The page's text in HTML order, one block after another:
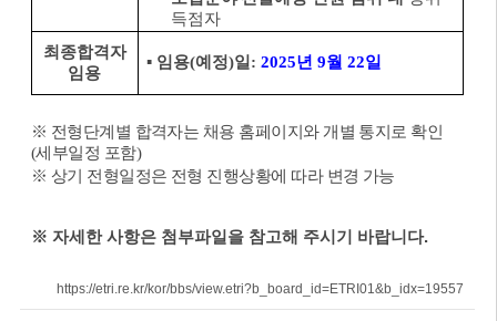
득점자
최종합격자
임용
▪ 임용(예정)일: 2025년 9월 22일
※ 전형단계별 합격자는 채용 홈페이지와 개별 통지로 확인
(세부일정 포함)
※ 상기 전형일정은 전형 진행상황에 따라 변경 가능
※ 자세한 사항은 첨부파일을 참고해 주시기 바랍니다.
https://etri.re.kr/kor/bbs/view.etri?b_board_id=ETRI01&b_idx=19557